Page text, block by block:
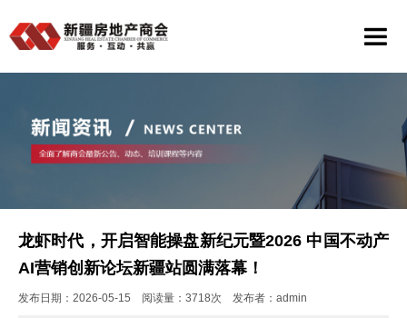
龙虾时代，开启智能操盘新纪元暨2026 中国不动产
AI营销创新论坛新疆站圆满落幕！
发布日期：2026-05-15 阅读量：3718次 发布者：admin